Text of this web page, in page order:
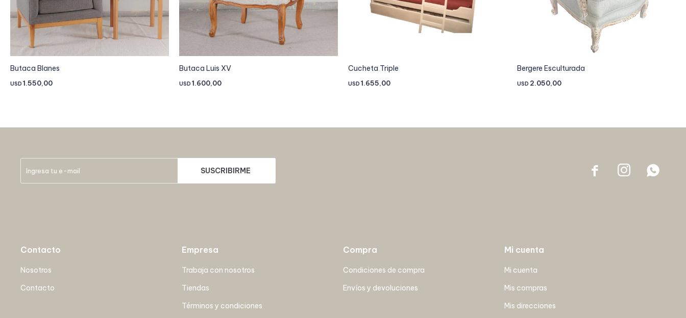
Butaca Blanes
USD 1.550,00
Butaca Luis XV
USD 1.600,00
Cucheta Triple
USD 1.655,00
Bergere Esculturada
USD 2.050,00
SUSCRIBIRME   
Contacto
Nosotros
Contacto
Empresa
Trabaja con nosotros
Tiendas
Términos y condiciones
Compra
Condiciones de compra
Envíos y devoluciones
Mi cuenta
Mi cuenta
Mis compras
Mis direcciones